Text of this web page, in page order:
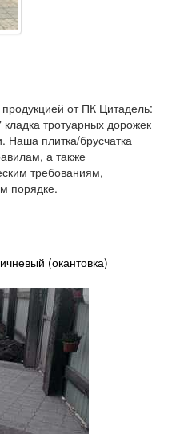
от ПК Цитадель:
тротуарных дорожек
плитка/брусчатка
а также
требованиям,
порядке.
(окантовка)